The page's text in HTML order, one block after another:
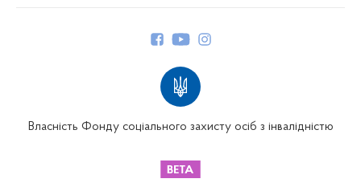
Власність Фонду соціального захисту осіб з інвалідністю